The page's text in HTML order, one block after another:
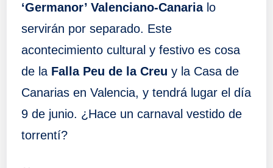
‘Germanor’ Valenciano-Canarialo
servirán por separado. Este
acontecimiento cultural y festivo es cosa
de la Falla Peu de la Creu y la Casa de
Canarias en Valencia, y tendrá lugar el día
9 de junio. ¿Hace un carnaval vestido de
torrentí?